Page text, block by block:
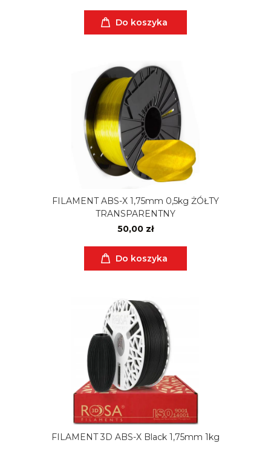
Do koszyka
FILAMENT ABS-X 1,75mm 0,5kg ŻÓŁTY
TRANSPARENTNY
50,00 zł
Do koszyka
FILAMENT 3D ABS-X Black 1,75mm 1kg